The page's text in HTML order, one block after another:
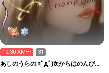
12:30 AM〜 31
あしのうらの|ｮﾟдﾟ)次からはのんびり